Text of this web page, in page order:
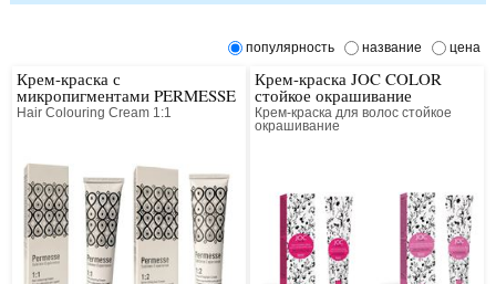
популярность название цена
Крем-краска с
микропигментами PERMESSE
Hair Colouring Cream 1:1
Крем-краска JOC COLOR
стойкое окрашивание
Крем-краска для волос стойкое
окрашивание